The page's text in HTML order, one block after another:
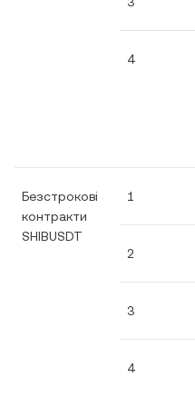
4
Безстрокові
контракти
SHIBUSDT
1
2
3
4